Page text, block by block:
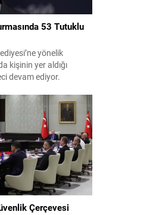
53 Tutuklu
yönelik
kişinin yer aldığı
devam ediyor.
ayrı ayrı
aralarında
bulunduğu 53 tutuklu
sürdürülmesine
talepler
sanıklara yöneltilen...
Çerçevesi